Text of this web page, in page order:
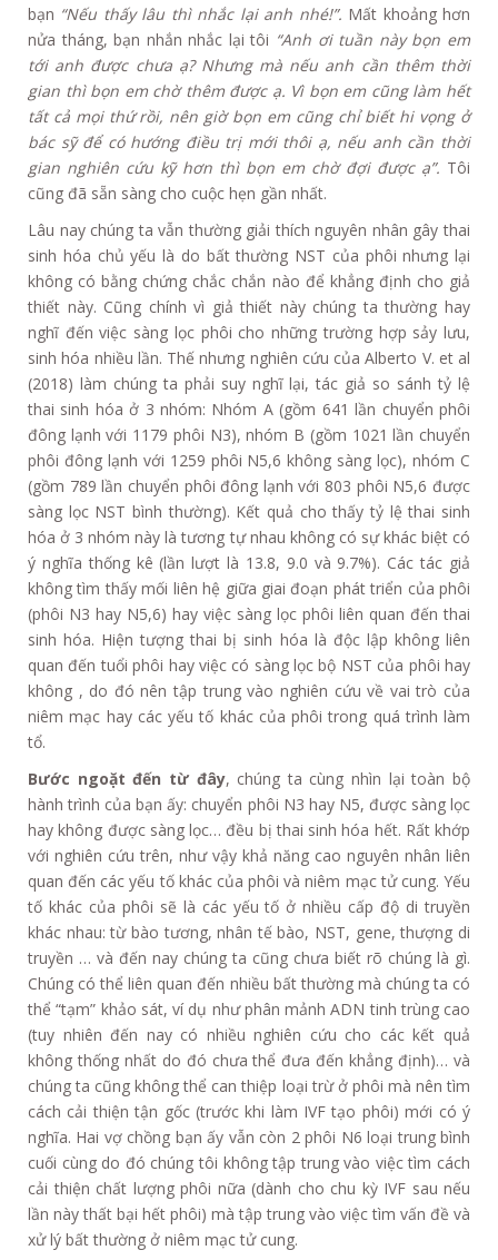
bạn “Nếu thấy lâu thì nhắc lại anh nhé!”. Mất khoảng hơn
nửa tháng, bạn nhắn nhắc lại tôi “Anh ơi tuần này bọn em
tới anh được chưa ạ? Nhưng mà nếu anh cần thêm thời
gian thì bọn em chờ thêm được ạ. Vì bọn em cũng làm hết
tất cả mọi thứ rồi, nên giờ bọn em cũng chỉ biết hi vọng ở
bác sỹ để có hướng điều trị mới thôi ạ, nếu anh cần thời
gian nghiên cứu kỹ hơn thì bọn em chờ đợi được ạ”. Tôi
cũng đã sẵn sàng cho cuộc hẹn gần nhất.
Lâu nay chúng ta vẫn thường giải thích nguyên nhân gây thai
sinh hóa chủ yếu là do bất thường NST của phôi nhưng lại
không có bằng chứng chắc chắn nào để khẳng định cho giả
thiết này. Cũng chính vì giả thiết này chúng ta thường hay
nghĩ đến việc sàng lọc phôi cho những trường hợp sảy lưu,
sinh hóa nhiều lần. Thế nhưng nghiên cứu của Alberto V. et al
(2018) làm chúng ta phải suy nghĩ lại, tác giả so sánh tỷ lệ
thai sinh hóa ở 3 nhóm: Nhóm A (gồm 641 lần chuyển phôi
đông lạnh với 1179 phôi N3), nhóm B (gồm 1021 lần chuyển
phôi đông lạnh với 1259 phôi N5,6 không sàng lọc), nhóm C
(gồm 789 lần chuyển phôi đông lạnh với 803 phôi N5,6 được
sàng lọc NST bình thường). Kết quả cho thấy tỷ lệ thai sinh
hóa ở 3 nhóm này là tương tự nhau không có sự khác biệt có
ý nghĩa thống kê (lần lượt là 13.8, 9.0 và 9.7%). Các tác giả
không tìm thấy mối liên hệ giữa giai đoạn phát triển của phôi
(phôi N3 hay N5,6) hay việc sàng lọc phôi liên quan đến thai
sinh hóa. Hiện tượng thai bị sinh hóa là độc lập không liên
quan đến tuổi phôi hay việc có sàng lọc bộ NST của phôi hay
không , do đó nên tập trung vào nghiên cứu về vai trò của
niêm mạc hay các yếu tố khác của phôi trong quá trình làm
tổ.
Bước ngoặt đến từ đây, chúng ta cùng nhìn lại toàn bộ
hành trình của bạn ấy: chuyển phôi N3 hay N5, được sàng lọc
hay không được sàng lọc… đều bị thai sinh hóa hết. Rất khớp
với nghiên cứu trên, như vậy khả năng cao nguyên nhân liên
quan đến các yếu tố khác của phôi và niêm mạc tử cung. Yếu
tố khác của phôi sẽ là các yếu tố ở nhiều cấp độ di truyền
khác nhau: từ bào tương, nhân tế bào, NST, gene, thượng di
truyền … và đến nay chúng ta cũng chưa biết rõ chúng là gì.
Chúng có thể liên quan đến nhiều bất thường mà chúng ta có
thể “tạm” khảo sát, ví dụ như phân mảnh ADN tinh trùng cao
(tuy nhiên đến nay có nhiều nghiên cứu cho các kết quả
không thống nhất do đó chưa thể đưa đến khẳng định)… và
chúng ta cũng không thể can thiệp loại trừ ở phôi mà nên tìm
cách cải thiện tận gốc (trước khi làm IVF tạo phôi) mới có ý
nghĩa. Hai vợ chồng bạn ấy vẫn còn 2 phôi N6 loại trung bình
cuối cùng do đó chúng tôi không tập trung vào việc tìm cách
cải thiện chất lượng phôi nữa (dành cho chu kỳ IVF sau nếu
lần này thất bại hết phôi) mà tập trung vào việc tìm vấn đề và
xử lý bất thường ở niêm mạc tử cung.